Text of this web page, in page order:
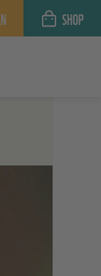
SHOP